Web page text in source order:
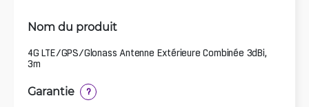
Nom du produit
4G LTE/GPS/Glonass Antenne Extérieure Combinée 3dBi,
3m
Garantie ?